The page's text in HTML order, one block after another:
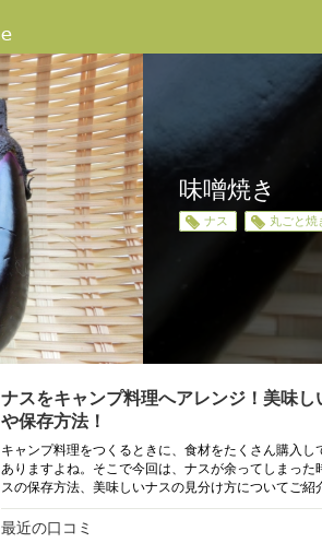
味噌焼き
ナス 丸ごと焼
ナスをキャンプ料理へアレンジ！美味し
や保存方法！
キャンプ料理をつくるときに、食材をたくさん購入し
ありますよね。そこで今回は、ナスが余ってしまった
スの保存方法、美味しいナスの見分け方についてご紹
最近の口コミ